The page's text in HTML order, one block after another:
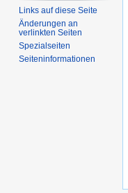
Links auf diese Seite
Änderungen an
verlinkten Seiten
Spezialseiten
Seiten­­informationen